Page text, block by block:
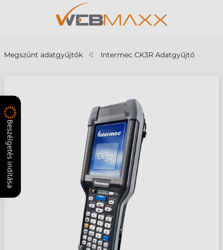
Megszűnt adatgyűjtők Intermec CK3R Adatgyűjtő
Beszélgetés indítása